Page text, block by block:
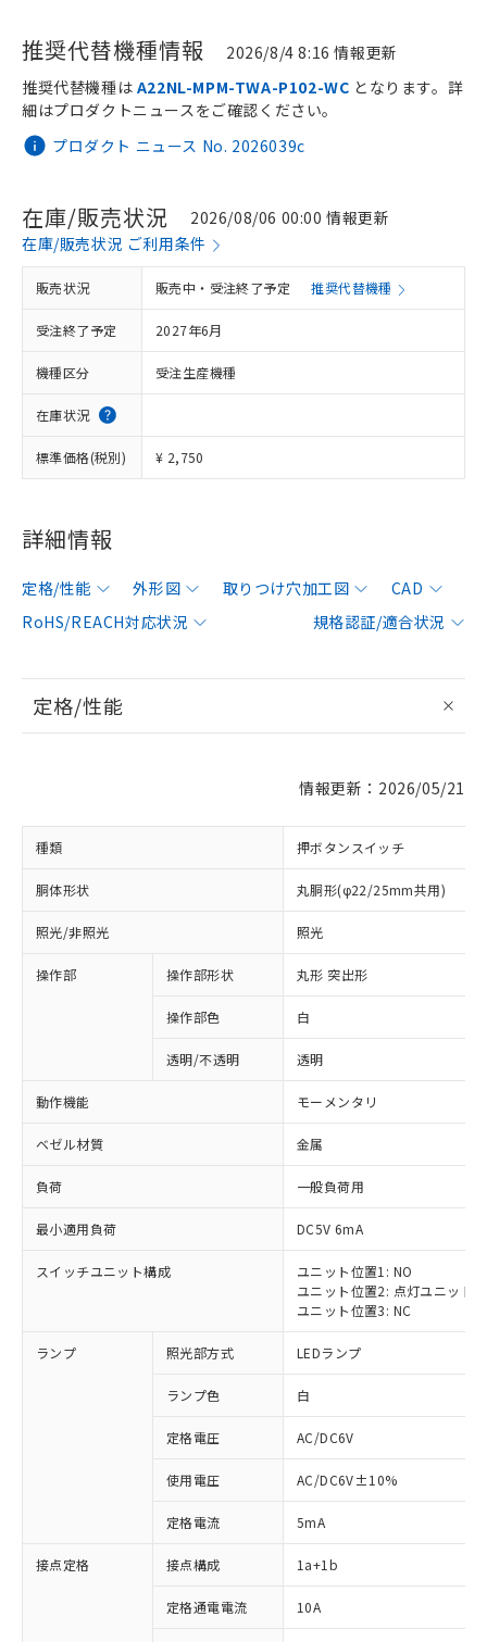
推奨代替機種情報 2026/8/4 8:16 情報更新
プロダクト ニュース No. 2026039c
推奨代替機種は A22NL-MPM-TWA-P102-WC となります。詳
細はプロダクトニュースをご確認ください。
在庫/販売状況
2026/08/06 00:00 情報更新
在庫/販売状況 ご利用条件
販売状況 販売中・受注終了予定 推奨代替機種
受注終了予定 2027年6月
機種区分 受注生産機種
在庫状況
標準価格(税別) ¥ 2,750
詳細情報
定格/性能 外形図 取りつけ穴加工図
CAD
RoHS/REACH対応状況
規格認証/適合状況
定格/性能
情報更新：2026/05/21
種類 押ボタンスイッチ
胴体形状 丸胴形(φ22/25mm共用)
照光/非照光 照光
操作部 操作部形状 丸形 突出形
操作部色 白
透明/不透明 透明
動作機能 モーメンタリ
ベゼル材質 金属
負荷 一般負荷用
最小適用負荷 DC5V 6mA
スイッチユニット構成
ユニット位置1: NO
ユニット位置2: 点灯ユニット
ユニット位置3: NC
ランプ 照光部方式 LEDランプ
ランプ色 白
定格電圧 AC/DC6V
使用電圧 AC/DC6V±10%
定格電流 5mA
接点定格 接点構成 1a+1b
定格通電電流 10A
ご利用条件
以下の条件をお読みいただき、同意のうえ
※1 対応状況
対応済み：EU RoHS指令（10物質）の
対応予定：EU RoHS指令（10物質）の非含
商品です。
対応予定なし：EU RoHS指令（10物質）の
非含有に非対応の商品で、対応品を出す予